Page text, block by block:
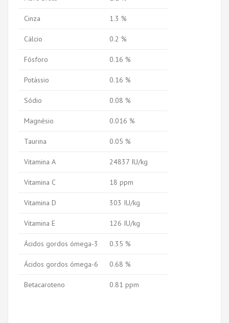
Cinza 1.3 %
Cálcio 0.2 %
Fósforo 0.16 %
Potássio 0.16 %
Sódio 0.08 %
Magnésio 0.016 %
Taurina 0.05 %
Vitamina A 24837 IU/kg
Vitamina C 18 ppm
Vitamina D 303 IU/kg
Vitamina E 126 IU/kg
Ácidos gordos ómega-3 0.35 %
Ácidos gordos ómega-6 0.68 %
Betacaroteno 0.81 ppm